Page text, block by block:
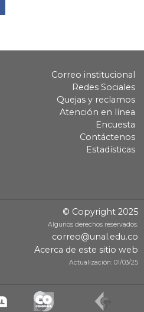
Correo institucional
Redes Sociales
Quejas y reclamos
Atención en línea
Encuesta
Contáctenos
Estadísticas
© Copyright 2025
Algunos derechos reservados.
correo@unal.edu.co
Acerca de este sitio web
Actualización: 01/03/25